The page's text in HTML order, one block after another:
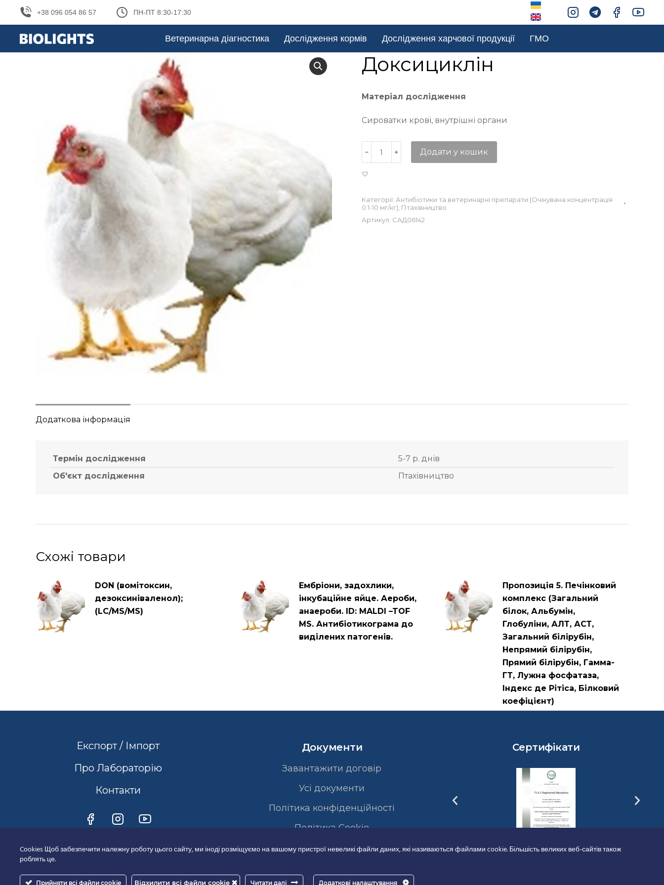
+38 096 054 86 57 ПН-ПТ 8:30-17:30
Ветеринарна діагностика Дослідження кормів Дослідження харчової продукції ГМО
Доксициклін
Матеріал дослідження
Сироватки крові, внутрішні органи
Додати у кошик
Категорії: Антибіотики та ветеринарні препарати (Очікувана концентрація
0.1-10 мг/кг) Птахівництво
Артикул: САД06142
Додаткова інформація
Термін дослідження
5-7 р. днів
Об'єкт дослідження
Птахівництво
Схожі товари
DON (вомітоксин,
дезоксиніваленол);
(LC/MS/MS)
Ембріони, задохлики,
інкубаційне яйце. Аероби,
анаероби. ID: MALDI –TOF
MS. Антибіотикограма до
виділених патогенів.
Пропозиція 5. Печінковий
комплекс (Загальний
білок, Альбумін,
Глобуліни, АЛТ, АСТ,
Загальний білірубін,
Непрямий білірубін,
Прямий білірубін, Гамма-
ГТ, Лужна фосфатаза,
Індекс де Рітіса, Білковий
коефіцієнт)
Експорт / Імпорт
Про Лабораторію
Контакти
Документи
Завантажити договір
Усі документи
Політика конфіденційності
Полiтика Cookie
Сертифікати
Cookies Щоб забезпечити належну роботу цього сайту, ми іноді розміщуємо на вашому пристрої невеликі файли даних, які називаються файлами cookie. Більшість великих веб-сайтів також
роблять це.
Прийняти всі файли cookie Відхилити всі файли cookie Читати далі Додаткові налаштування